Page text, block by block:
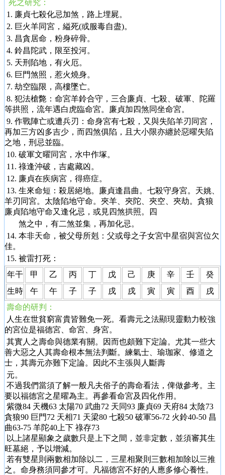
死之研究：
1. 廉貞七殺化忌加煞，路上埋屍。
2. 巨火羊同宮，縊死(或服毒自盡)。
3. 昌貪居命，粉身碎骨。
4. 鈴昌陀武，限至投河。
5. 天刑陷地，有火厄。
6. 巨門煞照，惹火燒身。
7. 劫空臨限，高樓墜亡。
8. 犯法槍斃：命宮羊鈴合守，三合廉貞、七殺、破軍、陀羅
等拱照，流年遇白虎臨命宮。廉貞加四煞同坐命宮。
9. 作戰陣亡或遭兵刃：命身宮有七殺，又與失陷羊刃同宮，
再加三方凶多吉少，而四煞俱陷，且大小限亦纏於惡曜失陷
之地，刑忌並臨。
10. 破軍文曜同宮，水中作塚。
11. 祿逢沖破，吉處藏凶。
12. 廉貞在疾病宮，得癌症。
13. 生來命短：殺居絕地。廉貞逢昌曲。七殺守身宮。天姚、
羊刃同宮。太陰陷地守命。夾羊、夾陀、夾空、夾劫。貪狼
廉貞陷地守命又逢化忌，或見四煞拱照。四
煞之中，有二煞並集，再加化忌。
14. 本非天命，被父母所剋：父或母之子女宮中星宿與宮位欠
佳。
15. 被雷打死：
年干
甲 乙 丙 丁 戊 己 庚 辛 壬
癸
生時
午 午 子 子 戌 戌 寅 寅 酉
戌
壽命的研判：
人生在世貧窮富貴皆難免一死。看壽元之法顯現靈動力較強
的宮位是福德宮、命宮、身宮。
其實人之壽命與德業有關。因而也頗難下定論。尤其一些大
善大惡之人其壽命根本無法判斷。練氣士、瑜珈家、修道之
士，其壽元亦難下定論。因此不主張與人斷壽
元。
不過我們當須了解一般凡夫俗子的壽命看法，俾做參考。主
要以福德宮之星曜為主。再參看命宮及四化作用。
紫微84 天機63 太陽70 武曲72 天同93 廉貞69 天府84 太陰73
貪狼90 巨門72 天相71 天梁80 七殺50 破軍56-72 火鈴40-50 昌
曲63-75 羊陀40上下 祿存73
以上諸星顯象之歲數只是上下之間，並非定數，並須審其生
旺墓絕，予以增減。
若有雙星則兩數相加除以二，三星相聚則三數相加除以三推
之。命身務須同參才可。凡福德宮不好的人應多修心養性。